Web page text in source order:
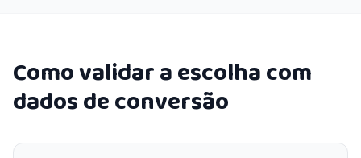
Como validar a escolha com
dados de conversão